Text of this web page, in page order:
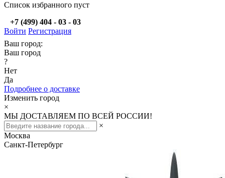
Список избранного пуст
+7 (499) 404 - 03 - 03
Войти Регистрация
Ваш город:
Ваш город
?
Нет
Да
Подробнее о доставке
Изменить город
×
МЫ ДОСТАВЛЯЕМ ПО ВСЕЙ РОССИИ!
×
Москва
Санкт-Петербург